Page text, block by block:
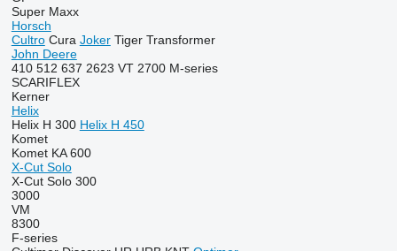
Super Maxx
Horsch
Cultro Cura Joker Tiger Transformer
John Deere
410 512 637 2623 VT 2700 M-series
SCARIFLEX
Kerner
Helix
Helix H 300 Helix H 450
Komet
Komet KA 600
X-Cut Solo
X-Cut Solo 300
3000
VM
8300
F-series